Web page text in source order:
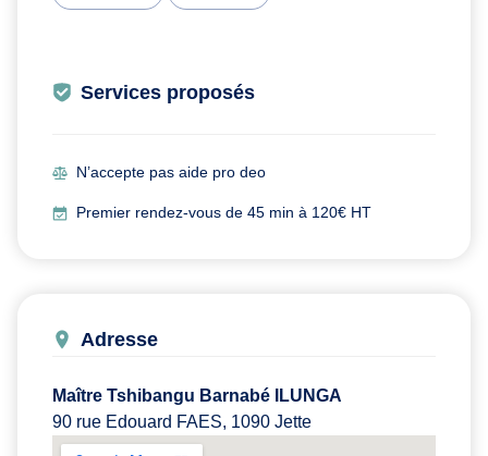
Services proposés
N’accepte pas aide pro deo
Premier rendez-vous de 45 min à 120€ HT
Adresse
Maître Tshibangu Barnabé ILUNGA
90 rue Edouard FAES, 1090 Jette